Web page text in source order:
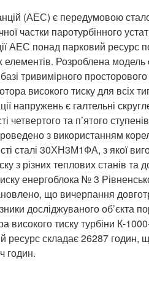
(АЕС) є передумовою
частки паротурбінного
АЕС понад парковий ресурс
Розроблена модель
тривимірного
високого тиску для всіх
напружень є галтельні
четвертого та п’ятого
з використанням
сталі 30ХН3М1ФА, з якої
з різних теплових станів
енергоблока № 3
що вичерпання
досліджуваного
високого тиску турбіни К-
ресурс складає 26287 годин,
годин.